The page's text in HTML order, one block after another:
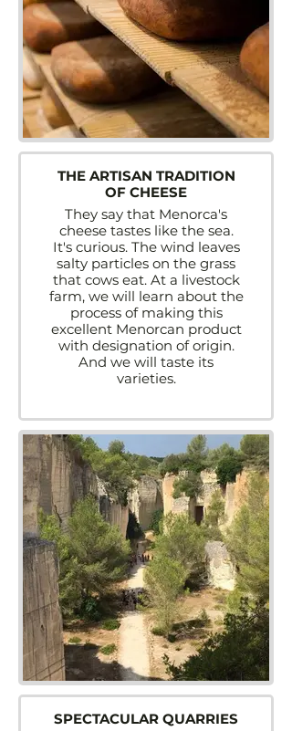
THE ARTISAN TRADITION
OF CHEESE
They say that Menorca's
cheese tastes like the sea.
It's curious. The wind leaves
salty particles on the grass
that cows eat. At a livestock
farm, we will learn about the
process of making this
excellent Menorcan product
with designation of origin.
And we will taste its
varieties.
SPECTACULAR QUARRIES